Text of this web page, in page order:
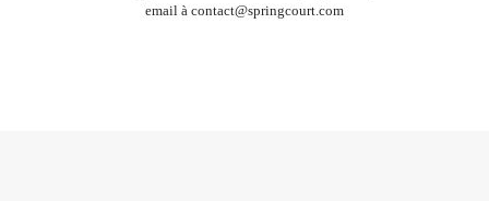
email à contact@springcourt.com